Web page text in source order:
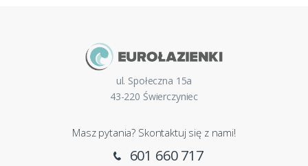
ul. Społeczna 15a
43-220 Świerczyniec
Masz pytania? Skontaktuj się z nami!
601 660 717